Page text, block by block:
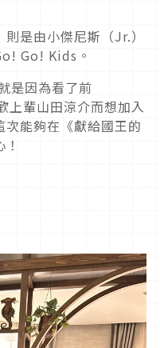
是由小傑尼斯（Jr.）
Go! Kids。
是因為看了前
輩山田涼介而想加入
能夠在《獻給國王的